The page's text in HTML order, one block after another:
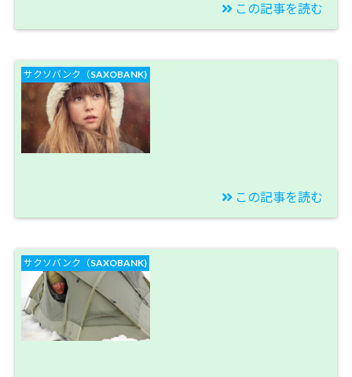
【トルコリラブログ】
ユーロトルコリラ売
り、ポンドトルコリラ
売りの積立を考える。
【今週のスワップ投資
結果】
この記事を読む
サクソバンク（SAXOBANK)
【トルコリラブログ】
今年は１２月のイギリ
ス総選挙とトルコ政策
金利で終了かな【今週
のスワップ投資結果】
この記事を読む
サクソバンク（SAXOBANK)